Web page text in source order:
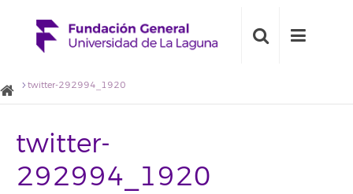
twitter-292994_1920
twitter-
292994_1920